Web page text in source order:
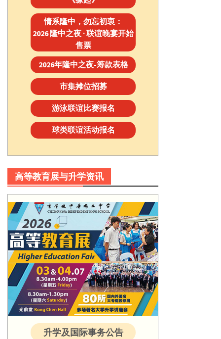
情系隆中，勿忘初衷：
2026 隆中之夜 · 联谊晚宴开始
售票
2026年隆中之夜-筹款表格
市集摊位招募
游泳联谊比赛报名
球类联谊活动报名
高等教育展与升学资讯
升学及国际事务公告